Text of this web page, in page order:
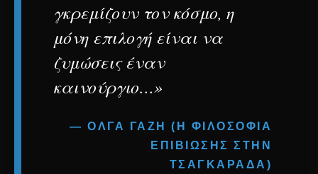
γκρεμίζουν τον κόσμο, η
μόνη επιλογή είναι να
ζυμώσεις έναν
καινούργιο…»
— ΟΛΓΑ ΓΑΖΗ (Η ΦΙΛΟΣΟΦΊΑ
ΕΠΙΒΊΩΣΗΣ ΣΤΗΝ
ΤΣΑΓΚΑΡΆΔΑ)